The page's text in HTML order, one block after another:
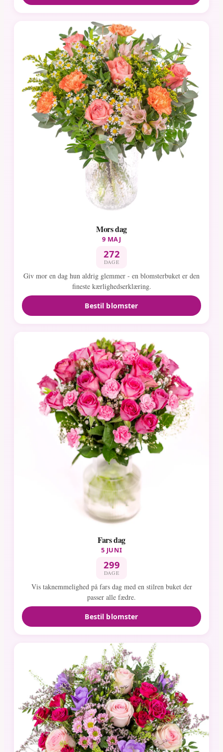
Mors dag
9 MAJ
272
DAGE
Giv mor en dag hun aldrig glemmer - en blomsterbuket er den
fineste kærlighedserklæring.
Bestil blomster
Fars dag
5 JUNI
299
DAGE
Vis taknemmelighed på fars dag med en stilren buket der
passer alle fædre.
Bestil blomster